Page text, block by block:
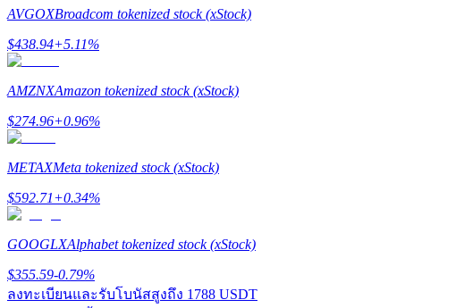
รับรางวัลการแข่งขันทุกวัน
AVGOXBroadcom tokenized stock (xStock)
$438.94+5.11%
AMZNXAmazon tokenized stock (xStock)
$274.96+0.96%
METAXMeta tokenized stock (xStock)
$592.71+0.34%
GOOGLXAlphabet tokenized stock (xStock)
$355.59-0.79%
ลงทะเบียนและรับโบนัสสูงถึง 1788 USDT